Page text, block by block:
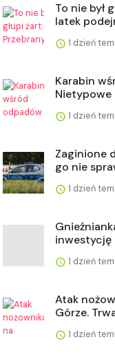
To nie był
latek
1 dzień
Karabin
Nietypowe
1 dzień
Zaginione
go nie
1 dzień
inwestycję
1 dzień
Atak
Górze.
1 dzień